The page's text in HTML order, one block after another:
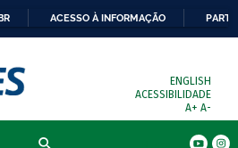
ACESSO À INFORMAÇÃO
ENGLISH
ACESSIBILIDADE
A+ A-